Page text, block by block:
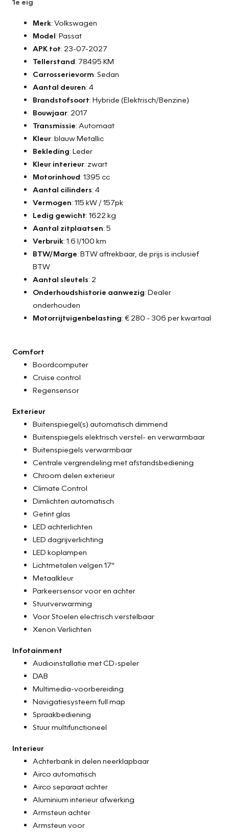
Merk: Volkswagen
Model: Passat
APK tot: 23-07-2027
Tellerstand: 78495 KM
Carrosserievorm: Sedan
Aantal deuren: 4
Brandstofsoort: Hybride (Elektrisch/Benzine)
Bouwjaar: 2017
Transmissie: Automaat
Kleur: blauw Metallic
Bekleding: Leder
Kleur interieur: zwart
Motorinhoud: 1395 cc
Aantal cilinders: 4
Vermogen: 115 kW / 157pk
Ledig gewicht: 1622 kg
Aantal zitplaatsen: 5
Verbruik: 1.6 l/100 km
BTW/Marge: BTW aftrekbaar, de prijs is inclusief
BTW
Aantal sleutels: 2
Onderhoudshistorie aanwezig: Dealer
onderhouden
Motorrijtuigenbelasting: € 280 - 306 per kwartaal
Comfort
Boordcomputer
Cruise control
Regensensor
Exterieur
Buitenspiegel(s) automatisch dimmend
Buitenspiegels elektrisch verstel- en verwarmbaar
Buitenspiegels verwarmbaar
Centrale vergrendeling met afstandsbediening
Chroom delen exterieur
Climate Control
Dimlichten automatisch
Getint glas
LED achterlichten
LED dagrijverlichting
LED koplampen
Lichtmetalen velgen 17"
Metaalkleur
Parkeersensor voor en achter
Stuurverwarming
Voor Stoelen electrisch verstelbaar
Xenon Verlichten
Infotainment
Audioinstallatie met CD-speler
DAB
Multimedia-voorbereiding
Navigatiesysteem full map
Spraakbediening
Stuur multifunctioneel
Interieur
Achterbank in delen neerklapbaar
Airco automatisch
Airco separaat achter
Aluminium interieur afwerking
Armsteun achter
Armsteun voor